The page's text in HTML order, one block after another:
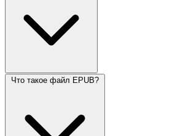
Что такое файл EPUB?